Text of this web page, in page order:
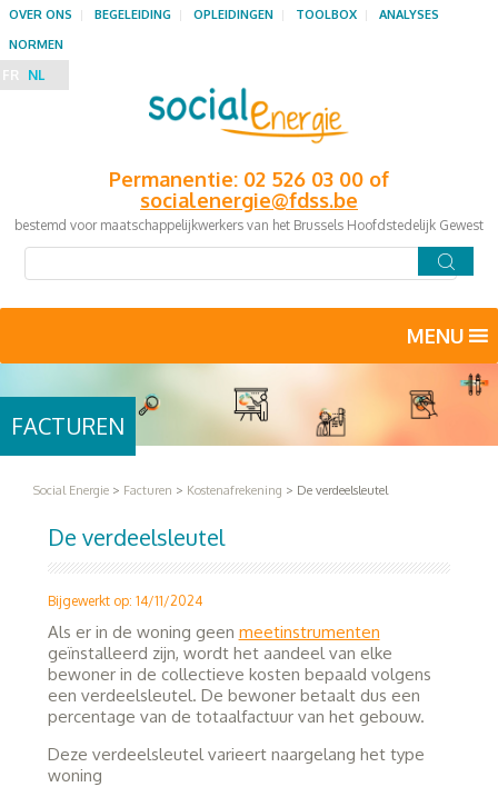
Permanentie: 02 526 03 00 of
socialenergie@fdss.be
bestemd voor maatschappelijkwerkers van het Brussels Hoofdstedelijk Gewest
OVER ONS BEGELEIDING OPLEIDINGEN TOOLBOX
ANALYSES
NORMEN
FR NL
MENU
Social Energie > Facturen > Kostenafrekening > De verdeelsleutel
FACTUREN
De verdeelsleutel
Bijgewerkt op: 14/11/2024
Als er in de woning geen meetinstrumenten
geïnstalleerd zijn, wordt het aandeel van elke
bewoner in de collectieve kosten bepaald volgens
een verdeelsleutel. De bewoner betaalt dus een
percentage van de totaalfactuur van het gebouw.
Deze verdeelsleutel varieert naargelang het type
woning